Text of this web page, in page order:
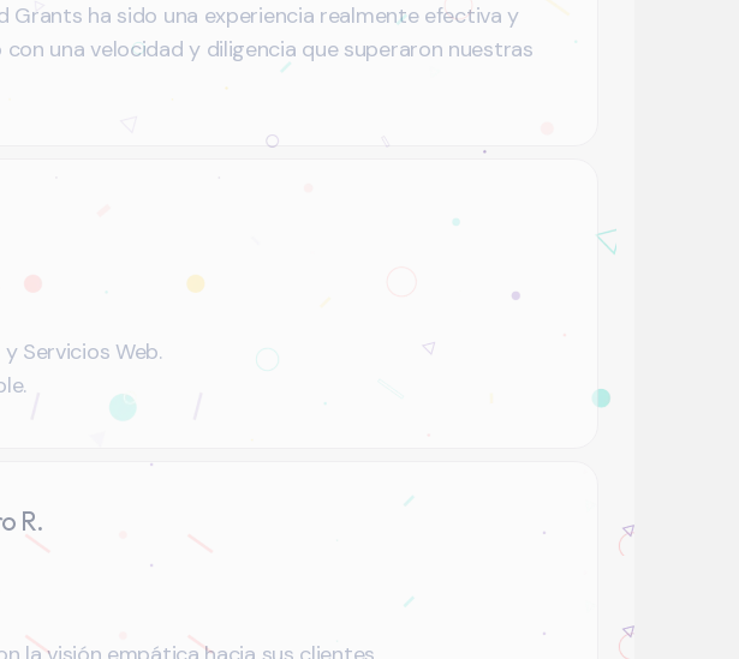
Grants ha sido una experiencia realmente efectiva y
una velocidad y diligencia que superaron nuestras
Servicios Web.
R.